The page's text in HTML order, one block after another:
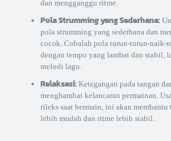
dan mengganggu ritme.
Pola Strumming yang Sederhana:
pola strumming yang sederhana dan
cocok. Cobalah pola turun-turun-naik-
dengan tempo yang lambat dan stabil,
melodi lagu.
Relaksasi:Ketegangan pada tangan
menghambat kelancaran permainan.
rileks saat bermain, ini akan
lebih mudah dan ritme lebih stabil.